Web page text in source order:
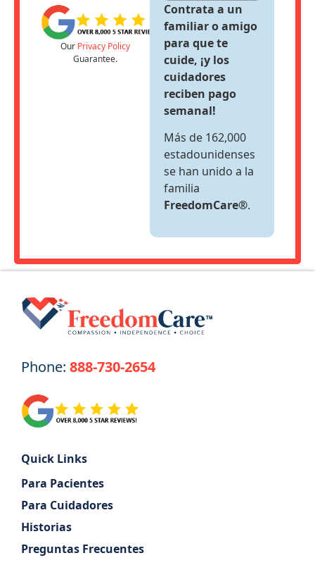
Our Privacy Policy
Guarantee.
Contrata a un
familiar o amigo
para que te
cuide, ¡y los
cuidadores
reciben pago
semanal!
Más de 162,000
estadounidenses
se han unido a la
familia
FreedomCare®.
Phone: 888-730-2654
Quick Links
Para Pacientes
Para Cuidadores
Historias
Preguntas Frecuentes